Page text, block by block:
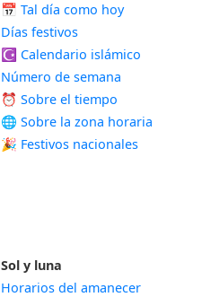
📅 Tal día como hoy
Días festivos
☪️ Calendario islámico
Número de semana
⏰ Sobre el tiempo
🌐 Sobre la zona horaria
🎉 Festivos nacionales
Sol y luna
Horarios del amanecer